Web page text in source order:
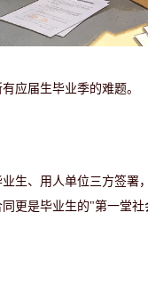
应届生毕业季的难题。
生、用人单位三方签
更是毕业生的"第一堂社